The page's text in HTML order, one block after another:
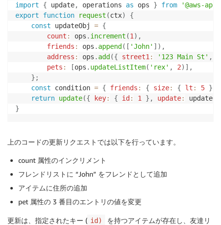
import { update, operations as ops } from
'@aws-
export
function request (ctx)
{
const updateObj = {
count : ops . increment (1 ) ,
friends : ops . append ( [ 'John' ] ) ,
address : ops . add ({ street1 : '123 Main St' ,
pets : [ops . updateListItem( 'rex' , 2) ] ,
} ;
const condition = { friends : { size: { lt : 5 }
return update({ key: { id : 1 } , update:
}
上のコードの更新リクエストでは以下を行っています。
count 属性のインクリメント
フレンドリストに “John” をフレンドとして追加
アイテムに住所の追加
pet 属性の 3 番目のエントリの値を変更
更新は、指定されたキー ( id)
を持つアイテムが存在し、友達リ